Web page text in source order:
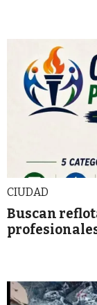
CIUDAD
Buscan